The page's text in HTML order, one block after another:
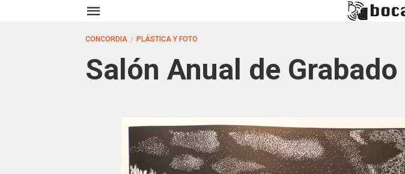
CONCORDIA PLÁSTICA Y FOTO
Salón Anual de Grabado